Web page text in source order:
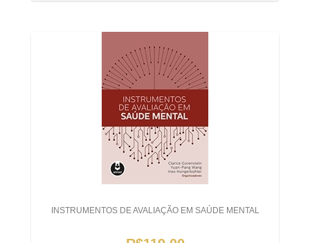
INSTRUMENTOS DE AVALIAÇÃO EM SAÚDE MENTAL